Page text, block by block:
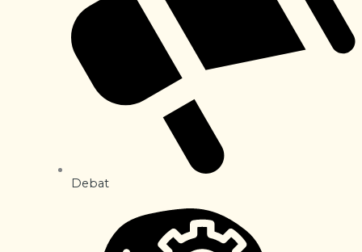
Debat